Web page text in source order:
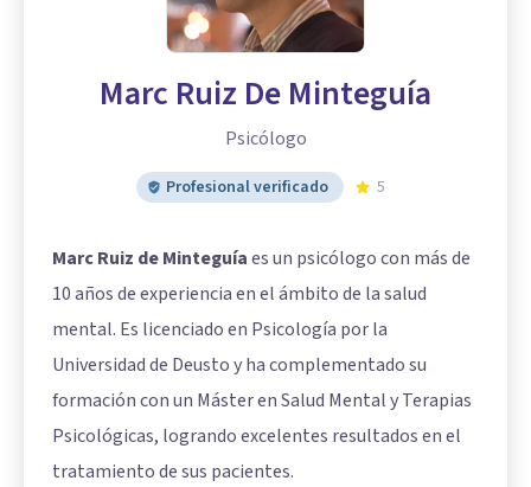
Marc Ruiz De Minteguía
Psicólogo
Profesional verificado 5
Marc Ruiz de Minteguíaes un psicólogo con más de
10 años de experiencia en el ámbito de la salud
mental. Es licenciado en Psicología por la
Universidad de Deusto y ha complementado su
formación con un Máster en Salud Mental y Terapias
Psicológicas, logrando excelentes resultados en el
tratamiento de sus pacientes.